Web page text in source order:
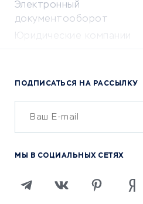
Электронный
документооборот
Юридические компании
Бухгалтерия онлайн
Онлайн-кассы
SERM
ПОДПИСАТЬСЯ НА РАССЫЛКУ
МЫ В СОЦИАЛЬНЫХ СЕТЯХ